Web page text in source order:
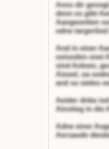
Anss dir
denn es gibt
Aangeontten
odne
And in einer
ooisoden ooei
sind Anloen,
Aiooel, oa
and so oieles
Aeider dnbe
Ainstieg in die
Adne einer
Aersaode